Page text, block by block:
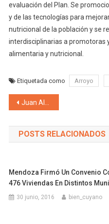
evaluación del Plan. Se
y de las tecnologías para
nutricional de la población y se
interdisciplinarias a promotoras
alimentaria y nutricional.
Etiquetada como Arroyo
Navegación
Juan Alvarez Pinto, intendente de Merlo: «Mejorando en lo local, vamos a mejorar en el servicio y la atención al turista»
POSTS RELACIONADOS
Mendoza Firmó Un Convenio
476 Viviendas En Distintos
30 junio, 2016 bien_cuyano